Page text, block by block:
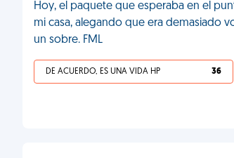
Hoy, el paquete que esperaba en el
mi casa, alegando que era demasiado
un sobre. FML
DE ACUERDO, ES UNA VIDA HP 36